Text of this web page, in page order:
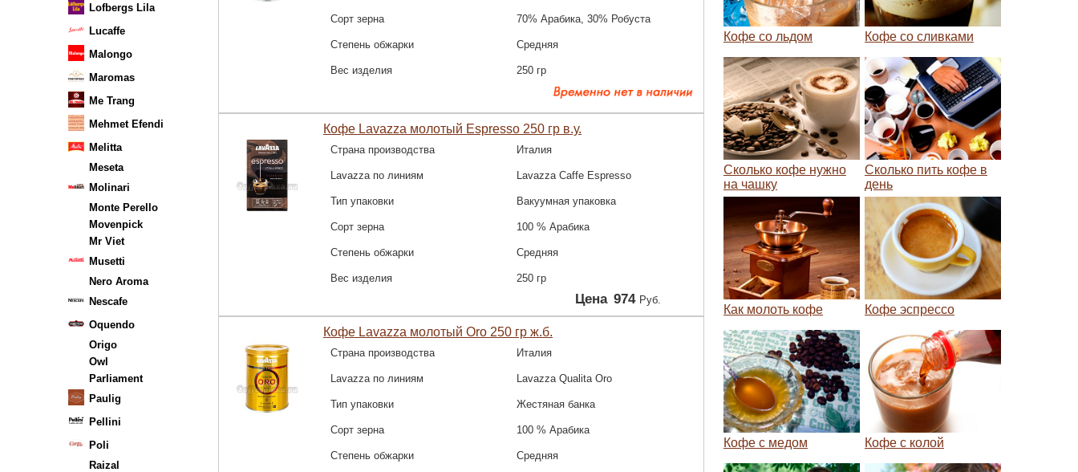
Lofbergs Lila
Lucaffe
Malongo
Maromas
Me Trang
Mehmet Efendi
Melitta
Meseta
Molinari
Monte Perello
Movenpick
Mr Viet
Musetti
Nero Aroma
Nescafe
Oquendo
Origo
Owl
Parliament
Paulig
Pellini
Poli
Raizal
Сорт зерна 70% Арабика, 30% Робуста
Степень обжарки Средняя
Вес изделия 250 гр
Кофе Lavazza молотый Espresso 250 гр в.у.
Страна производства Италия
Lavazza по линиям Lavazza Caffe Espresso
Тип упаковки Вакуумная упаковка
Сорт зерна 100 % Арабика
Степень обжарки Средняя
Вес изделия 250 гр
Цена 974 Руб.
Кофе Lavazza молотый Oro 250 гр ж.б.
Страна производства Италия
Lavazza по линиям Lavazza Qualitа Oro
Тип упаковки Жестяная банка
Сорт зерна 100 % Арабика
Степень обжарки Средняя
Кофе со льдом Кофе со сливками
Сколько кофе нужно
на чашку
Сколько пить кофе в
день
Как молоть кофе Кофе эспрессо
Кофе с медом Кофе с колой